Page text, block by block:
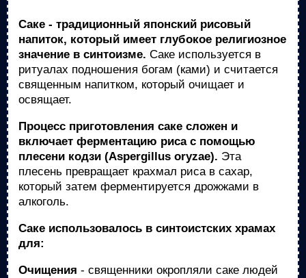
Саке - традиционный японский рисовый
напиток, который имеет глубокое религиозное
значение в синтоизме. Саке используется в
ритуалах подношения богам (ками) и считается
священным напитком, который очищает и
освящает.
Процесс приготовления саке сложен и
включает ферментацию риса с помощью
плесени кодзи (Aspergillus oryzae). Эта
плесень превращает крахмал риса в сахар,
который затем ферментируется дрожжами в
алкоголь.
Саке использовалось в синтоистских храмах
для:
Очищения - священники окропляли саке людей